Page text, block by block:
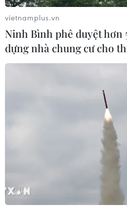
vietnamplus.vn
Ninh Bình phê duyệt hơn
dựng nhà chung cư cho